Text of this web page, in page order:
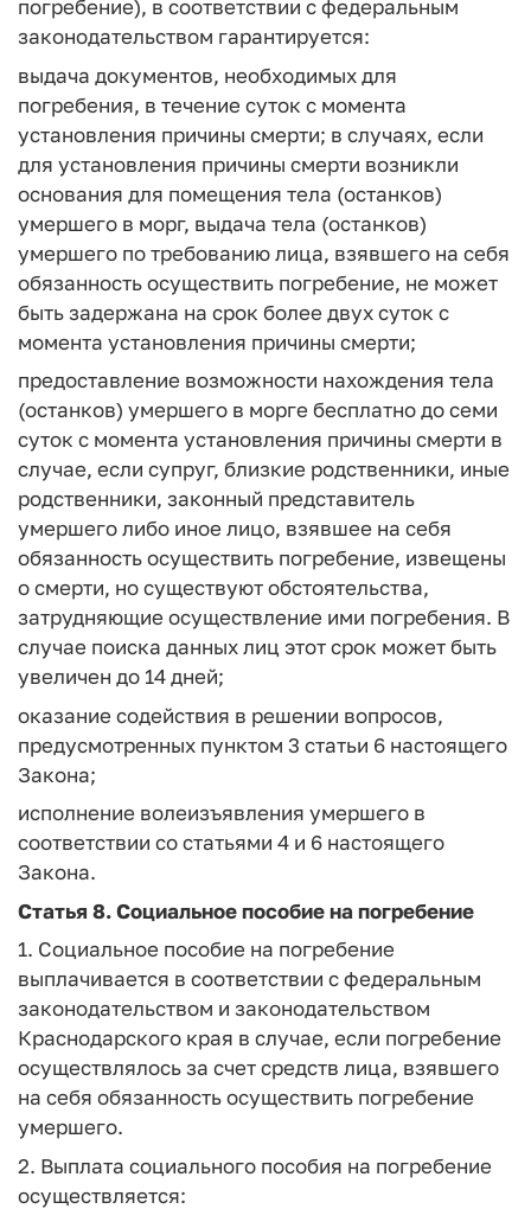
погребение), в соответствии с федеральным
законодательством гарантируется:
выдача документов, необходимых для
погребения, в течение суток с момента
установления причины смерти; в случаях, если
для установления причины смерти возникли
основания для помещения тела (останков)
умершего в морг, выдача тела (останков)
умершего по требованию лица, взявшего на себя
обязанность осуществить погребение, не может
быть задержана на срок более двух суток с
момента установления причины смерти;
предоставление возможности нахождения тела
(останков) умершего в морге бесплатно до семи
суток с момента установления причины смерти в
случае, если супруг, близкие родственники, иные
родственники, законный представитель
умершего либо иное лицо, взявшее на себя
обязанность осуществить погребение, извещены
о смерти, но существуют обстоятельства,
затрудняющие осуществление ими погребения. В
случае поиска данных лиц этот срок может быть
увеличен до 14 дней;
оказание содействия в решении вопросов,
предусмотренных пунктом 3 статьи 6 настоящего
Закона;
исполнение волеизъявления умершего в
соответствии со статьями 4 и 6 настоящего
Закона.
Статья 8. Социальное пособие на погребение
1. Социальное пособие на погребение
выплачивается в соответствии с федеральным
законодательством и законодательством
Краснодарского края в случае, если погребение
осуществлялось за счет средств лица, взявшего
на себя обязанность осуществить погребение
умершего.
2. Выплата социального пособия на погребение
осуществляется: